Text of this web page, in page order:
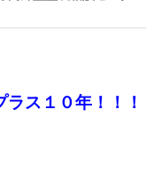
ラス１０年！！！